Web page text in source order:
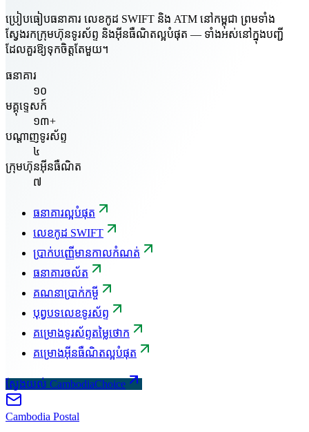
ប្រៀបធៀបធនាគារ លេខកូដ SWIFT និង ATM នៅកម្ពុជា ព្រមទាំង
ស្វែងរកក្រុមហ៊ុនទូរស័ព្ទ និងអ៊ីនធឺណិតល្អបំផុត — ទាំងអស់នៅក្នុងបញ្ជី
ដែលគួរឱ្យទុកចិត្តតែមួយ។
ធនាគារ
១០
មគ្គុទ្ទេសក៍
១៣+
បណ្តាញទូរស័ព្ទ
៤
ក្រុមហ៊ុនអ៊ីនធឺណិត
៧
ធនាគារល្អបំផុត
លេខកូដ SWIFT
ប្រាក់បញ្ញើមានកាលកំណត់
ធនាគារចល័ត
គណនាប្រាក់កម្ចី
បុព្វបទលេខទូរស័ព្ទ
គម្រោងទូរស័ព្ទតម្លៃថោក
គម្រោងអ៊ីនធឺណិតល្អបំផុត
ស្វែងយល់ CambodiaChoice
Cambodia Postal